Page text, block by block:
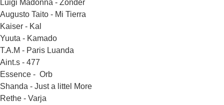
Luigi Madonna - Zonder
Augusto Taito - Mi Tierra
Kaiser - Kal
Yuuta - Kamado
T.A.M - Paris Luanda
Aint.s - 477
Essence - Orb
Shanda - Just a littel More
Rethe - Varja